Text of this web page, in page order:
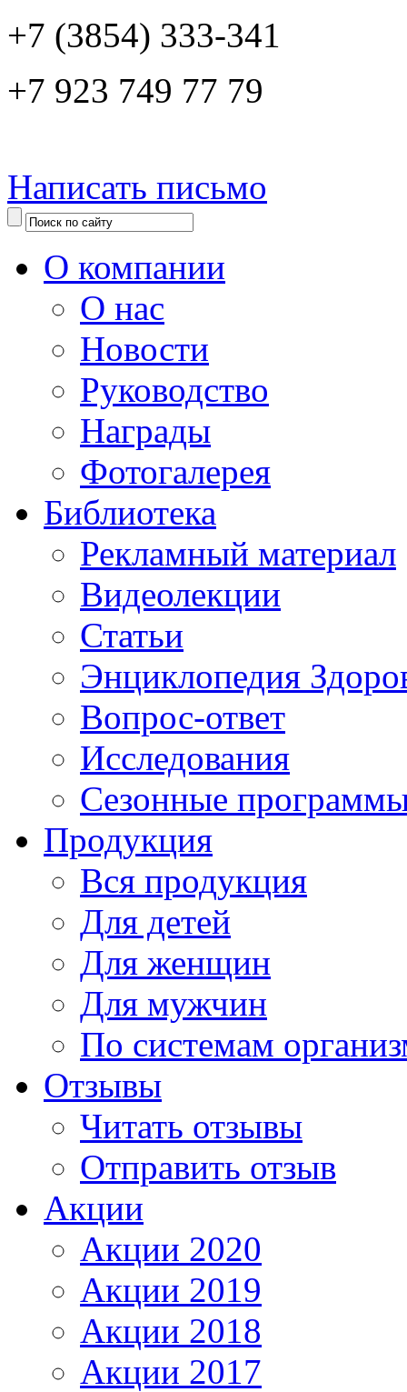
+7 (3854) 333-341
+7 923 749 77 79
Написать письмо
О компании
О нас
Новости
Руководство
Награды
Фотогалерея
Библиотека
Рекламный материал
Видеолекции
Статьи
Энциклопедия
Вопрос-ответ
Исследования
Сезонные
Продукция
Вся продукция
Для детей
Для женщин
Для мужчин
По системам
Отзывы
Читать отзывы
Отправить отзыв
Акции
Акции 2020
Акции 2019
Акции 2018
Акции 2017